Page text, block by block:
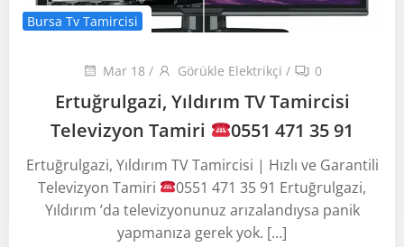
Bursa Tv Tamircisi
Mar 18 / Görükle Elektrikçi / 0
Ertuğrulgazi, Yıldırım TV Tamircisi
Televizyon Tamiri
0551 471 35 91
Ertuğrulgazi, Yıldırım TV Tamircisi | Hızlı ve Garantili
Televizyon Tamiri
0551 471 35 91 Ertuğrulgazi,
Yıldırım ’da televizyonunuz arızalandıysa panik
yapmanıza gerek yok. […]